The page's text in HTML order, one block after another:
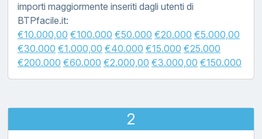
importi maggiormente inseriti dagli utenti di
BTPfacile.it:
€10.000,00 €100.000 €50.000 €20.000 €5.000,00
€30.000 €1.000,00 €40.000 €15.000 €25.000
€200.000 €60.000 €2.000,00 €3.000,00 €150.000
2